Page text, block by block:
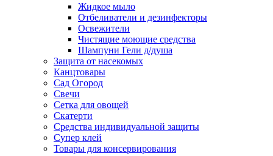
Жидкое мыло
Отбеливатели и дезинфекторы
Освежители
Чистящие моющие средства
Шампуни Гели д/душа
Защита от насекомых
Канцтовары
Сад Огород
Свечи
Сетка для овощей
Скатерти
Средства индивидуальной защиты
Супер клей
Товары для консервирования